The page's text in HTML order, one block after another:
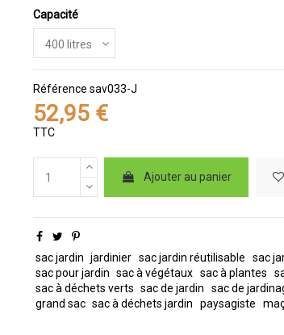
Capacité
Référence sav033-J
52,95 €
TTC
Ajouter au panier
sac jardin jardinier sac jardin réutilisable sac
sac pour jardin sac à végétaux sac à plantes
sac à déchets verts sac de jardin sac de
grand sac sac à déchets jardin paysagiste